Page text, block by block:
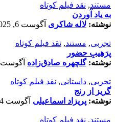
مستند, نقد فیلم کوتاه
به یاد آوردن
نوشته: لاله شاکری آگوست 6, 2025
تجربی, مستند, نقد فیلم کوتاه
پرَهیب‌ِ حضور
نوشته:گلچهره صادق‌زاده آگوست 5, 2025
تجربی, داستانی, نقد فیلم کوتاه
گریز از رنج
نوشته: پریزاد اسماعیلی آگوست 4, 2025
مستند, نقد فیلم کوتاه